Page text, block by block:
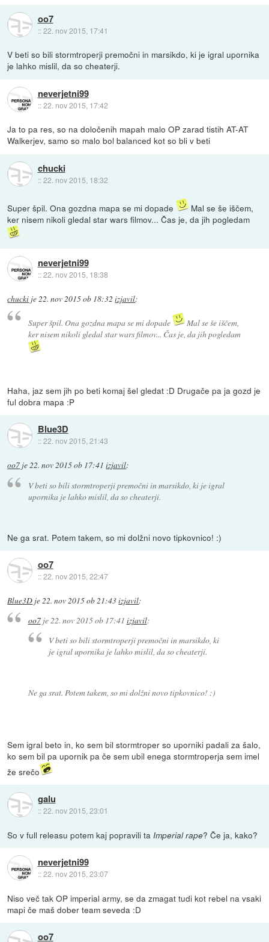
oo7
::22. nov 2015, 17:41
V beti so bili stormtroperji premočni in marsikdo, ki je igral upornika
je lahko mislil, da so cheaterji.
neverjetni99
::22. nov 2015, 17:42
Ja to pa res, so na določenih mapah malo OP zarad tistih AT-AT
Walkerjev, samo so malo bol balanced kot so bli v beti
chucki
::22. nov 2015, 18:32
Super špil. Ona gozdna mapa se mi dopade
Mal se še iščem,
ker nisem nikoli gledal star wars filmov... Čas je, da jih pogledam
neverjetni99
::22. nov 2015, 18:38
chucki je 22. nov 2015 ob 18:32 izjavil:
Super špil. Ona gozdna mapa se mi dopade
Mal se še iščem,
ker nisem nikoli gledal star wars filmov... Čas je, da jih pogledam
Haha, jaz sem jih po beti komaj šel gledat :D Drugače pa ja gozd je
ful dobra mapa :P
Blue3D
::22. nov 2015, 21:43
oo7 je22. nov 2015 ob 17:41 izjavil:
V beti so bili stormtroperji premočni in marsikdo, ki je igral
upornika je lahko mislil, da so cheaterji.
Ne ga srat. Potem takem, so mi dolžni novo tipkovnico! :)
oo7
::22. nov 2015, 22:47
Blue3D je 22. nov 2015 ob 21:43izjavil:
oo7je22. nov 2015 ob 17:41 izjavil:
V beti so bili stormtroperji premočni in marsikdo, ki
je igral upornika je lahko mislil, da so cheaterji.
Ne ga srat. Potem takem, so mi dolžni novo tipkovnico! :)
Sem igral beto in, ko sem bil stormtroper so uporniki padali za šalo,
ko sem bil pa upornik pa če sem ubil enega stormtroperja sem imel
že srečo
galu
::22. nov 2015, 23:01
So v full releasu potem kaj popravili ta Imperial rape? Če ja, kako?
neverjetni99
::22. nov 2015, 23:07
Niso več tak OP imperial army, se da zmagat tudi kot rebel na vsaki
mapi če maš dober team seveda :D
oo7